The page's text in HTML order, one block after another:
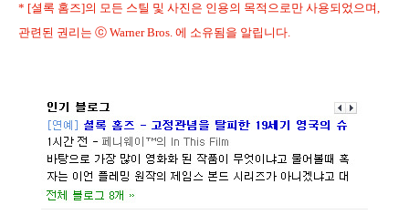
* [셜록 홈즈]의 모든 스틸 및 사진은 인용의 목적으로만 사용되었으며,
관련된 권리는 ⓒ Warner Bros. 에 소유됨을 알립니다.